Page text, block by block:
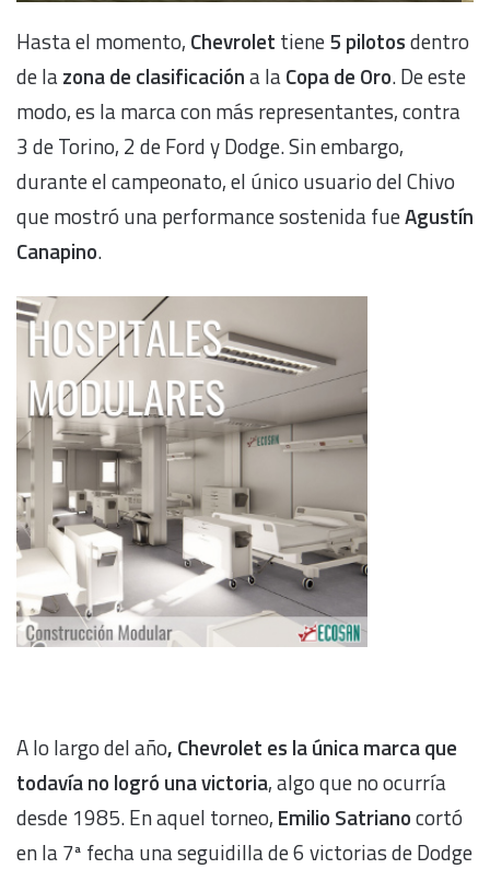
Hasta el momento, Chevrolet tiene5 pilotosdentro
delazona de clasificacióna laCopa de Oro. De este
modo, es la marca con más representantes, contra
3 de Torino, 2 de Ford y Dodge. Sin embargo,
durante el campeonato, el único usuario del Chivo
que mostró una performance sostenida fueAgustín
Canapino.
A lo largo del año, Chevrolet es la única marca que
todavía no logró una victoria, algo que no ocurría
desde 1985. En aquel torneo, Emilio Satrianocortó
en la 7ª fecha una seguidilla de 6 victorias de Dodge